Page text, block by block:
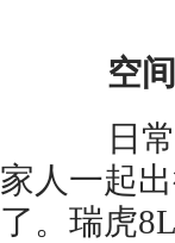
空
日常
家人一起
了。瑞虎